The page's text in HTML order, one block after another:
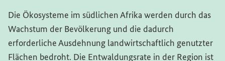
Die Ökosysteme im südlichen Afrika werden durch das
Wachstum der Bevölkerung und die dadurch
erforderliche Ausdehnung landwirtschaftlich genutzter
Flächen bedroht. Die Entwaldungsrate in der Region ist